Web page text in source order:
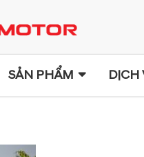
SẢN PHẨM DỊCH